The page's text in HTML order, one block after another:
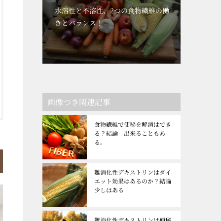
水溶性と不溶性、2つの食物繊維の働
きとバランス！
画像つき関連記事
食物繊維で便秘を解消はでき
る？結論 出来ることもあ
る。
難消化性デキストリンはダイ
エット効果はあるのか？結論
少しはある